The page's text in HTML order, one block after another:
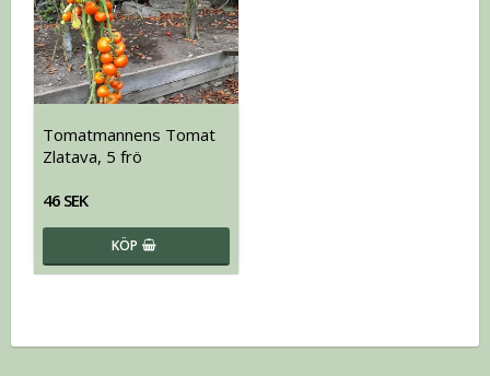
Tomatmannens Tomat
Zlatava, 5 frö
46 SEK
KÖP